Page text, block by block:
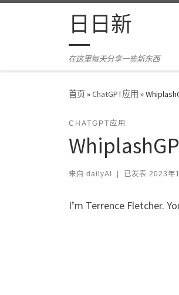
Skip to content日日新
在这里每天分享一些新东西
首页»ChatGPT应用 »
CHATGPT应用
来自 dailyAI 已发表 2023年
I’m Terrence Fletcher.